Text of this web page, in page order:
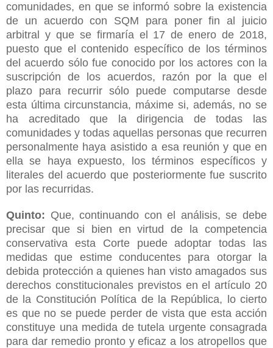
comunidades, en que se informó sobre la existencia
de un acuerdo con SQM para poner fin al juicio
arbitral y que se firmaría el 17 de enero de 2018,
puesto que el contenido específico de los términos
del acuerdo sólo fue conocido por los actores con la
suscripción de los acuerdos, razón por la que el
plazo para recurrir sólo puede computarse desde
esta última circunstancia, máxime si, además, no se
ha acreditado que la dirigencia de todas las
comunidades y todas aquellas personas que recurren
personalmente haya asistido a esa reunión y que en
ella se haya expuesto, los términos específicos y
literales del acuerdo que posteriormente fue suscrito
por las recurridas.
Quinto: Que, continuando con el análisis, se debe
precisar que si bien en virtud de la competencia
conservativa esta Corte puede adoptar todas las
medidas que estime conducentes para otorgar la
debida protección a quienes han visto amagados sus
derechos constitucionales previstos en el artículo 20
de la Constitución Política de la República, lo cierto
es que no se puede perder de vista que esta acción
constituye una medida de tutela urgente consagrada
para dar remedio pronto y eficaz a los atropellos que